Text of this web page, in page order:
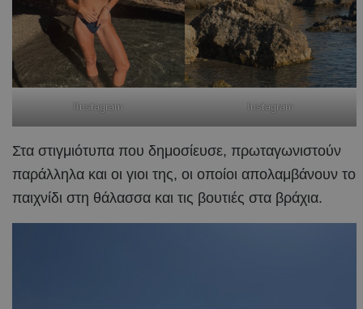
ΙInstagram Instagram
Στα στιγμιότυπα που δημοσίευσε, πρωταγωνιστούν
παράλληλα και οι γιοι της, οι οποίοι απολαμβάνουν το
παιχνίδι στη θάλασσα και τις βουτιές στα βράχια.